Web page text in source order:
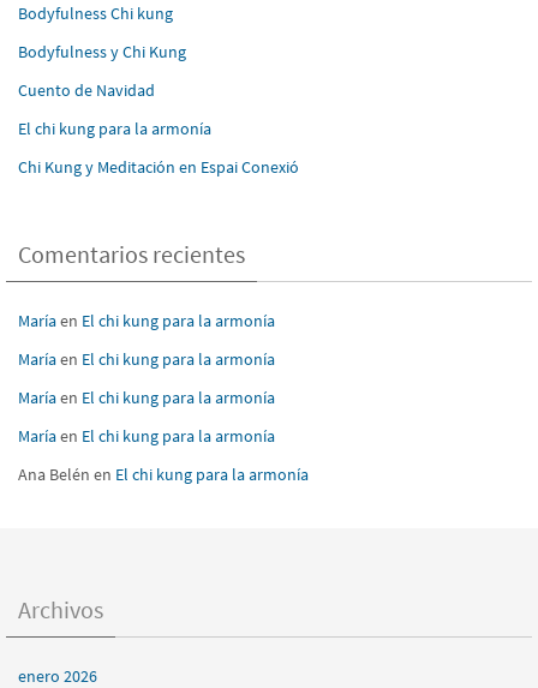
Bodyfulness Chi kung
Bodyfulness y Chi Kung
Cuento de Navidad
El chi kung para la armonía
Chi Kung y Meditación en Espai Conexió
Comentarios recientes
Maríaen El chi kung para la armonía
Maríaen El chi kung para la armonía
Maríaen El chi kung para la armonía
Maríaen El chi kung para la armonía
Ana Belén en El chi kung para la armonía
Archivos
enero 2026